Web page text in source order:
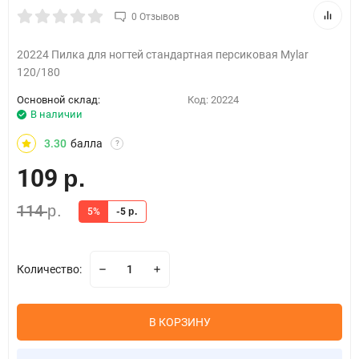
0 Отзывов
20224 Пилка для ногтей стандартная персиковая Mylar
120/180
Основной склад:
В наличии
Код: 20224
3.30 балла ?
109 р.
114р. 5% -5 р.
Количество:
В КОРЗИНУ